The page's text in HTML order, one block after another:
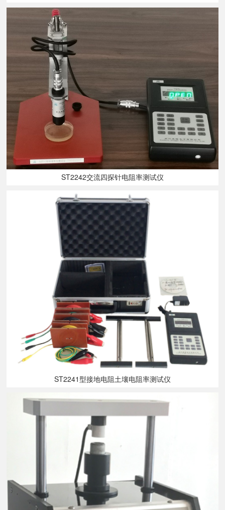
ST2242交流四探针电阻率测试仪
ST2241型接地电阻土壤电阻率测试仪